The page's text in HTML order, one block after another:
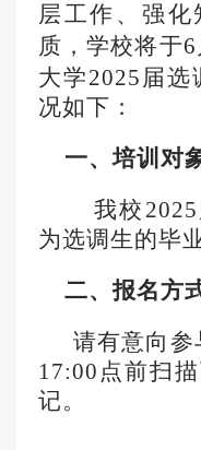
层工作、强
质，学校将于
大学2025 届选
况如下：
一、培训对
我校 202
为选调生的毕
二、报名方
请有意向参
17:00 点前扫
记。